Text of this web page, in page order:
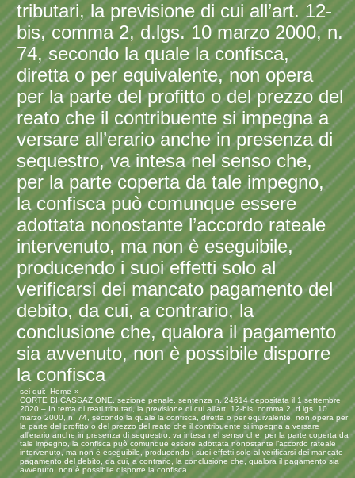
tributari, la previsione di cui all’art. 12-
bis, comma 2, d.lgs. 10 marzo 2000, n.
74, secondo la quale la confisca,
diretta o per equivalente, non opera
per la parte del profitto o del prezzo del
reato che il contribuente si impegna a
versare all’erario anche in presenza di
sequestro, va intesa nel senso che,
per la parte coperta da tale impegno,
la confisca può comunque essere
adottata nonostante l’accordo rateale
intervenuto, ma non è eseguibile,
producendo i suoi effetti solo al
verificarsi dei mancato pagamento del
debito, da cui, a contrario, la
conclusione che, qualora il pagamento
sia avvenuto, non è possibile disporre
la confisca
sei qui:
Home
CORTE DI CASSAZIONE, sezione penale, sentenza n. 24614 depositata il 1 settembre
2020 – In tema di reati tributari, la previsione di cui all’art. 12-bis, comma 2, d.lgs. 10
marzo 2000, n. 74, secondo la quale la confisca, diretta o per equivalente, non opera per
la parte del profitto o del prezzo del reato che il contribuente si impegna a versare
all’erario anche in presenza di sequestro, va intesa nel senso che, per la parte coperta da
tale impegno, la confisca può comunque essere adottata nonostante l’accordo rateale
intervenuto, ma non è eseguibile, producendo i suoi effetti solo al verificarsi dei mancato
pagamento del debito, da cui, a contrario, la conclusione che, qualora il pagamento sia
avvenuto, non è possibile disporre la confisca